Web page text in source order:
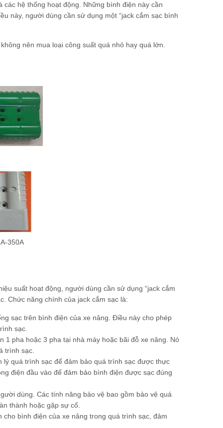
hệ thống hoạt động. Những bình điện này cần
này, người dùng cần sử dụng một “jack cắm sạc bình
nên mua loại công suất quá nhỏ hay quá lớn.
350A
suất hoạt động, người dùng cần sử dụng “jack cắm
Chức năng chính của jack cắm sạc là:
sạc trên bình điện của xe nâng. Điều này cho phép
sạc.
1 pha hoặc 3 pha tại nhà máy hoặc bãi đỗ xe nâng. Nó
trình sạc.
lý quá trình sạc để đảm bảo quá trình sạc được thực
điện đầu vào để đảm bảo bình điện được sạc đúng
dùng. Các tính năng bảo vệ bao gồm bảo vệ quá
thành hoặc gặp sự cố.
cho bình điện của xe nâng trong quá trình sạc, đảm